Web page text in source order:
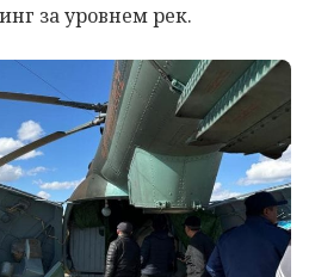
за уровнем рек.